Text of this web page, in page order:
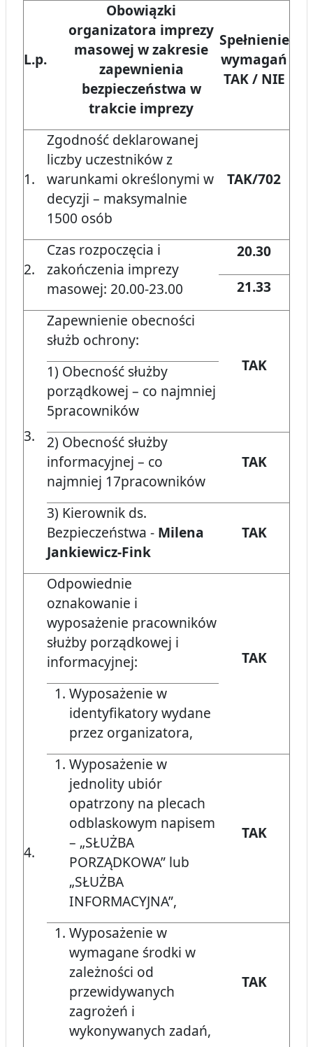
L.p.
Obowiązki
organizatora imprezy
masowej w zakresie
zapewnienia
bezpieczeństwa w
trakcie imprezy
Spełnienie
wymagań
TAK / NIE
1.
Zgodność deklarowanej
liczby uczestników z
warunkami określonymi w
decyzji – maksymalnie
1500 osób
TAK/702
2.
Czas rozpoczęcia i
zakończenia imprezy
masowej: 20.00-23.00
20.30
21.33
3.
Zapewnienie obecności
służb ochrony:
TAK
1) Obecność służby
porządkowej – co najmniej
5pracowników
2) Obecność służby
informacyjnej – co
najmniej 17pracowników
TAK
3) Kierownik ds.
Bezpieczeństwa - Milena
Jankiewicz-Fink
TAK
4.
Odpowiednie
oznakowanie i
wyposażenie pracowników
służby porządkowej i
informacyjnej:
TAK
Wyposażenie w
identyfikatory wydane
przez organizatora,
Wyposażenie w
jednolity ubiór
opatrzony na plecach
odblaskowym napisem
– „SŁUŻBA
PORZĄDKOWA” lub
„SŁUŻBA
INFORMACYJNA”,
TAK
Wyposażenie w
wymagane środki w
zależności od
przewidywanych
zagrożeń i
wykonywanych zadań,
TAK